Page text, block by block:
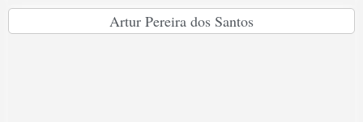
Artur Pereira dos Santos